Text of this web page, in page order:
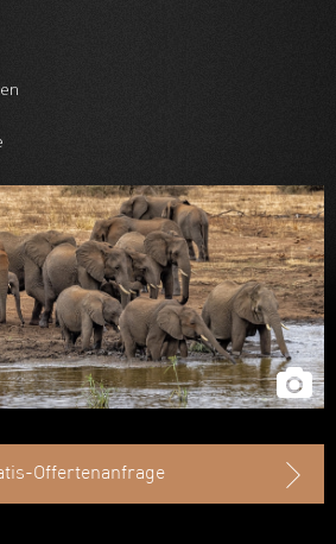
Uganda
Äthiopien
Madagaskar
Marokko
Offertenanfrage